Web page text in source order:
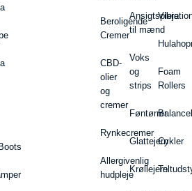
Beroligende
Cremer
CBD-
olier
og
cremer
Rynkecremer
Allergivenlig
hudpleje
Ansigtspleje
til mænd
Voks
og
strips
Føntørrer
Glattejern
Krøllejern
Foam
Rollers
Cykler